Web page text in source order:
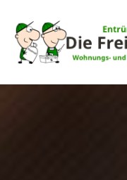
content